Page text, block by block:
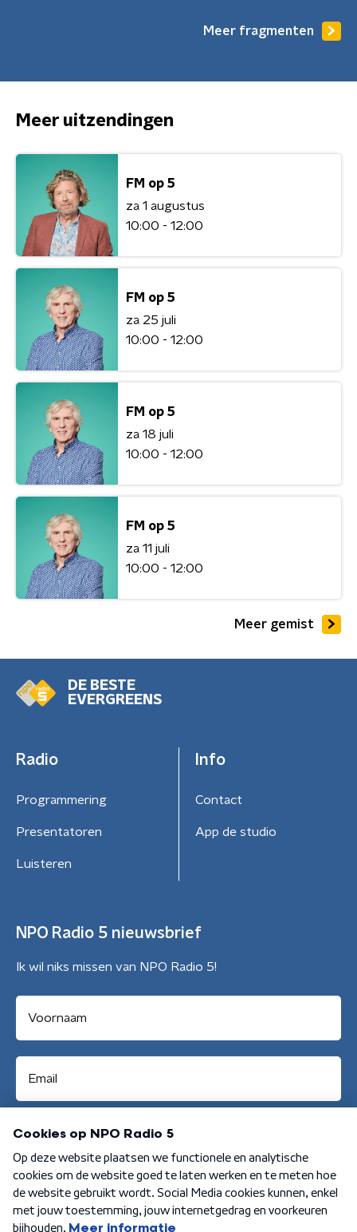
Meer fragmenten
Meer uitzendingen
FM op 5
za 1 augustus
10:00 - 12:00
FM op 5
za 25 juli
10:00 - 12:00
FM op 5
za 18 juli
10:00 - 12:00
FM op 5
za 11 juli
10:00 - 12:00
Meer gemist
DE BESTE
EVERGREENS
Radio
Programmering
Presentatoren
Luisteren
Info
Contact
App de studio
NPO Radio 5 nieuwsbrief
Ik wil niks missen van NPO Radio 5!
Aanmelden
Algemene voorwaarden